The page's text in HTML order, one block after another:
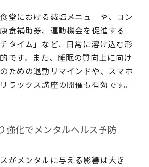
堂における減塩メニューや、コン
食補助券、運動機会を促進する
タイム」など、日常に溶け込む形
です。また、睡眠の質向上に向け
ための退勤リマインドや、スマホ
ラックス講座の開催も有効です。
強化でメンタルヘルス予防
がメンタルに与える影響は大き